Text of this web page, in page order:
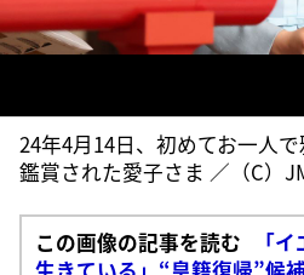
24年4月14日、初めてお一人
鑑賞された愛子さま ／（C）
この画像の記事を読む
「